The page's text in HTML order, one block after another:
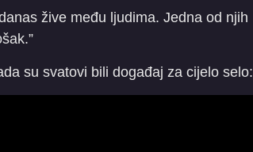
žive među ljudima. Jedna od njih
su svatovi bili događaj za cijelo selo: